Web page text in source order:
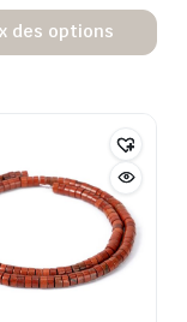
des options